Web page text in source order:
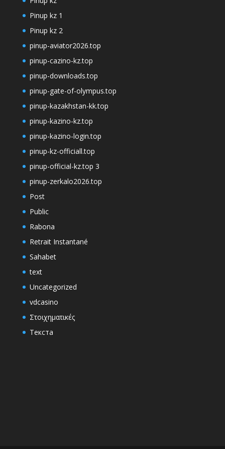
Pinup kz 1
Pinup kz 2
pinup-aviator2026.top
pinup-cazino-kz.top
pinup-downloads.top
pinup-gate-of-olympus.top
pinup-kazakhstan-kk.top
pinup-kazino-kz.top
pinup-kazino-login.top
pinup-kz-officiall.top
pinup-official-kz.top 3
pinup-zerkalo2026.top
Post
Public
Rabona
Retrait Instantané
Sahabet
text
Uncategorized
vdcasino
Στοιχηματικές
Текста